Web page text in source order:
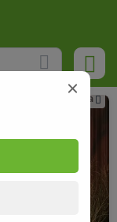
Реклама